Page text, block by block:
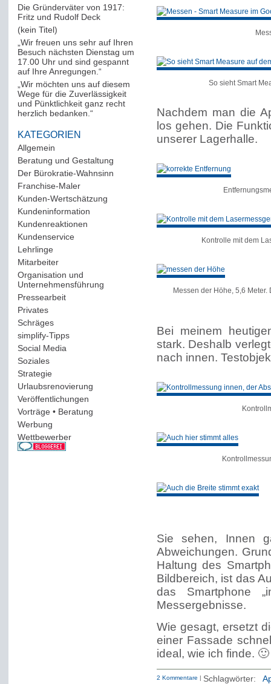
Die Gründerväter von 1917:
Fritz und Rudolf Deck
(kein Titel)
„Wir freuen uns sehr auf Ihren
Besuch nächsten Dienstag um
17.00 Uhr und sind gespannt
auf Ihre Anregungen.“
„Wir möchten uns auf diesem
Wege für die Zuverlässigkeit
und Pünktlichkeit ganz recht
herzlich bedanken.“
KATEGORIEN
Allgemein
Beratung und Gestaltung
Der Bürokratie-Wahnsinn
Franchise-Maler(42)
Kunden-Wertschätzung
Kundeninformation
Kundenreaktionen
Kundenservice(178)
Lehrlinge(54)
Mitarbeiter(163)
Organisation und
Unternehmensführung
Pressearbeit(12)
Privates(193)
Schräges(161)
simplify-Tipps(123)
Social Media
Soziales(37)
Strategie(220)
Urlaubsrenovierung
Veröffentlichungen
Vorträge • Beratung
Werbung
Wettbewerber(61)
So sieht Smart
Nachdem man die
los gehen. Die
unserer Lagerhalle.
Kontrolle mit dem
Messen der Höhe, 5,6
Bei meinem
stark. Deshalb
nach innen.
Sie sehen, Innen
Abweichungen.
Haltung des
Bildbereich, ist das
das Smartphone
Messergebnisse.
Wie gesagt, ersetzt
einer Fassade
ideal, wie ich finde. 🙂
2 Kommentare | Schlagwörter: